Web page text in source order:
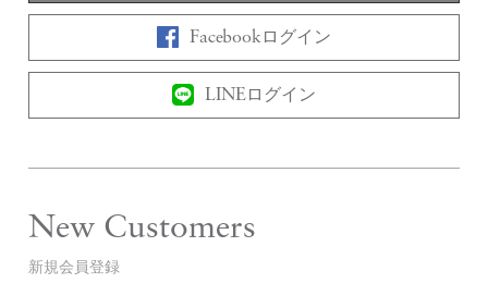
Facebookログイン
LINEログイン
New Customers
新規会員登録